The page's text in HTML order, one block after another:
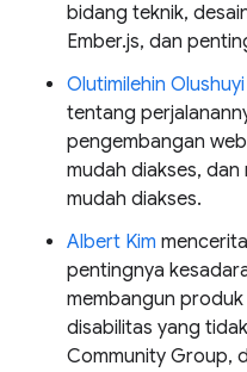
bidang teknik,
Ember.js, dan
Olutimilehin Olushuyi
tentang
pengembangan
mudah diakses,
mudah diakses.
Albert Kim
pentingnya
membangun
disabilitas yang
Community Group,